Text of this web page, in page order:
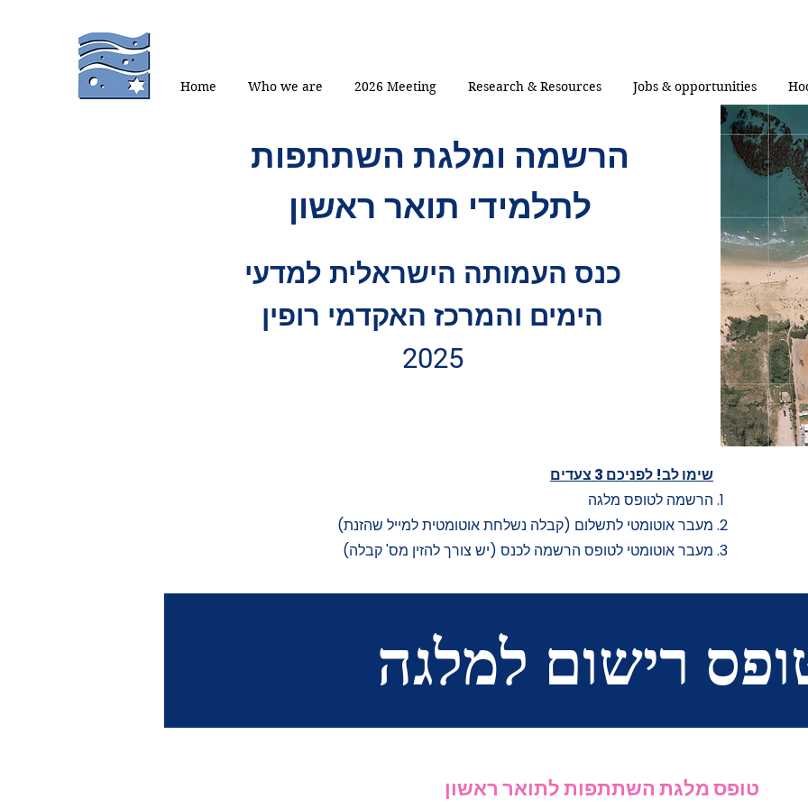
Home Who we are 2026 Meeting Research & Resources Jobs & opportunities
הרשמה ומלגת השתתפות
לתלמידי תואר ראשון
כנס העמותה הישראלית למדעי
הימים והמרכז האקדמי רופין
2025
שימו לב! לפניכם 3 צעדים
הרשמה לטופס מלגה
מעבר אוטומטי לתשלום (קבלה נשלחת אוטומטית למייל שהזנת)
מעבר אוטומטי לטופס הרשמה לכנס (יש צורך להזין מס' קבלה)
רישום למלגה
טופס מלגת השתתפות לתואר ראשון